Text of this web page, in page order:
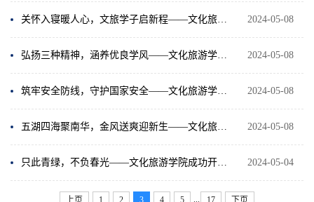
2024-05-08
关怀入寝暖人心，文旅学子启新程——文化旅游学院开展新学期宿舍走访活动
2024-05-08
弘扬三种精神，涵养优良学风——文化旅游学院开展升国旗仪式暨主题党日活动
2024-05-08
筑牢安全防线，守护国家安全——文化旅游学院成功举办保密主题辩论赛
2024-05-08
五湖四海聚南华，金风送爽迎新生——文化旅游学院顺利开展迎新活动
2024-05-04
只此青绿，不负春光——文化旅游学院成功开展植树节趣味问答知识竞赛
上页 1 2 3 4 5 17 下页